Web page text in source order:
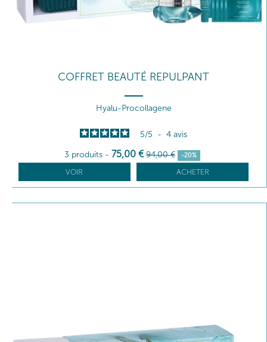
COFFRET BEAUTÉ REPULPANT
Hyalu-Procollagene
5/5 - 4 avis
3 produits - 75,00 € 94,00 € -20%
VOIR ACHETER